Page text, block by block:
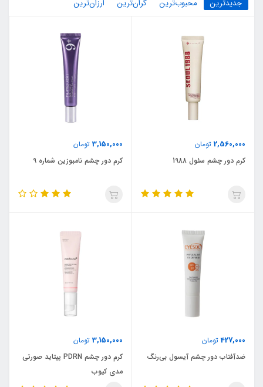
جدیدترین محبوب‌ترین گران‌ترین ارزان‌ترین
2,560,000 تومان
کرم دور چشم سئول 1988
3,150,000 تومان
کرم دور چشم نامبوزین شماره 9
427,000تومان
ضدآفتاب دور چشم آیسول بی‌رنگ
3,150,000 تومان
کرم دور چشم PDRN پپتاید صورتی
مدی کیوب